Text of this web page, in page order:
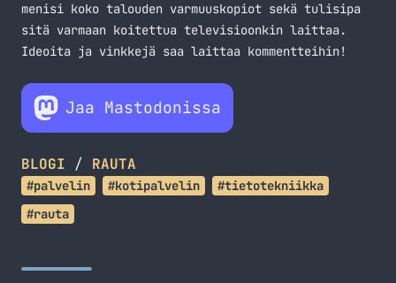
menisi koko talouden varmuuskopiot sekä tulisipa
sitä varmaan koitettua televisioonkin laittaa.
Ideoita ja vinkkejä saa laittaa kommentteihin!
Jaa Mastodonissa
BLOGI / RAUTA
#palvelin #kotipalvelin
#tietotekniikka
#rauta